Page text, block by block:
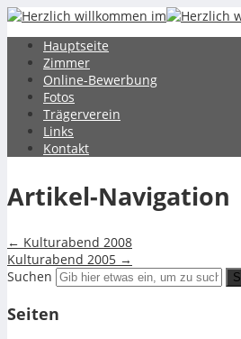
Hauptseite
Zimmer
Online-Bewerbung
Fotos
Trägerverein
Links
Kontakt
21 Mai
Kulturabend 2008
medmast Hinterlasse einen Kommentar
Artikel-Navigation
← Kulturabend 2008
Kulturabend 2005 →
Suchen
Seiten